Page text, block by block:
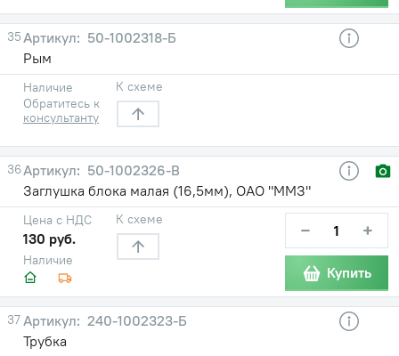
35
50-1002318-Б
Рым
Наличие
Обратитесь к
консультанту
К схеме
36
50-1002326-В
Заглушка блока малая (16,5мм), ОАО "ММЗ"
Наличие
Цена с НДС
130 руб.
К схеме − +
Купить
37
240-1002323-Б
Трубка